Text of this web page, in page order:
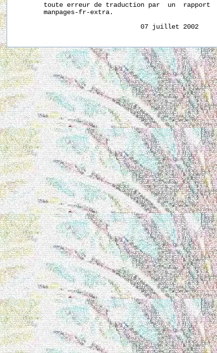
toute erreur de traduction par  un  rapport
       manpages-fr-extra.